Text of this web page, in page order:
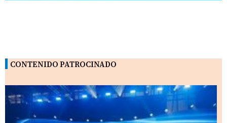
CONTENIDO PATROCINADO